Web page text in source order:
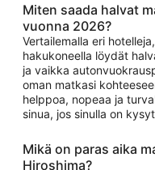
Miten saada halvat
vuonna 2026?
Vertailemalla eri
hakukoneella löydät
ja vaikka
oman matkasi
helppoa, nopeaa ja
sinua, jos sinulla on
Mikä on paras aika
Hiroshima?